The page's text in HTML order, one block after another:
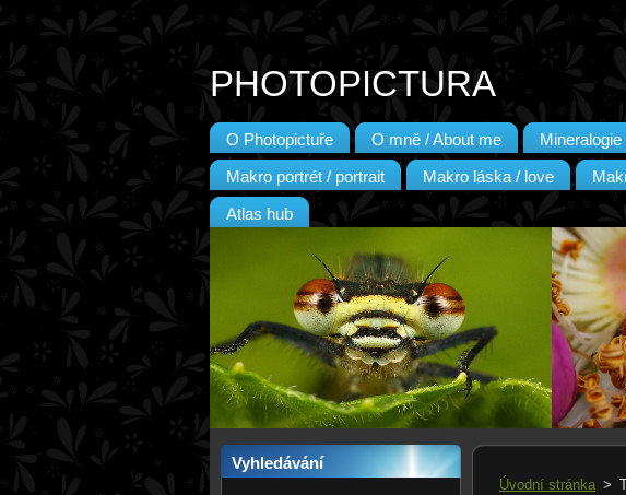
PHOTOPICTURA
O Photopictuře O mně / About me Mineralogie
Makro portrét / portrait Makro láska / love
Atlas hub
Vyhledávání
Úvodní stránka >